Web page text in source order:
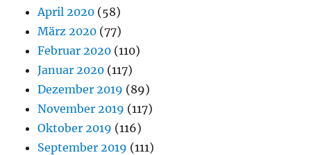
April 2020 (58)
März 2020 (77)
Februar 2020 (110)
Januar 2020 (117)
Dezember 2019 (89)
November 2019 (117)
Oktober 2019 (116)
September 2019 (111)